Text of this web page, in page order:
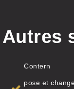
Autres
Contern
pose et